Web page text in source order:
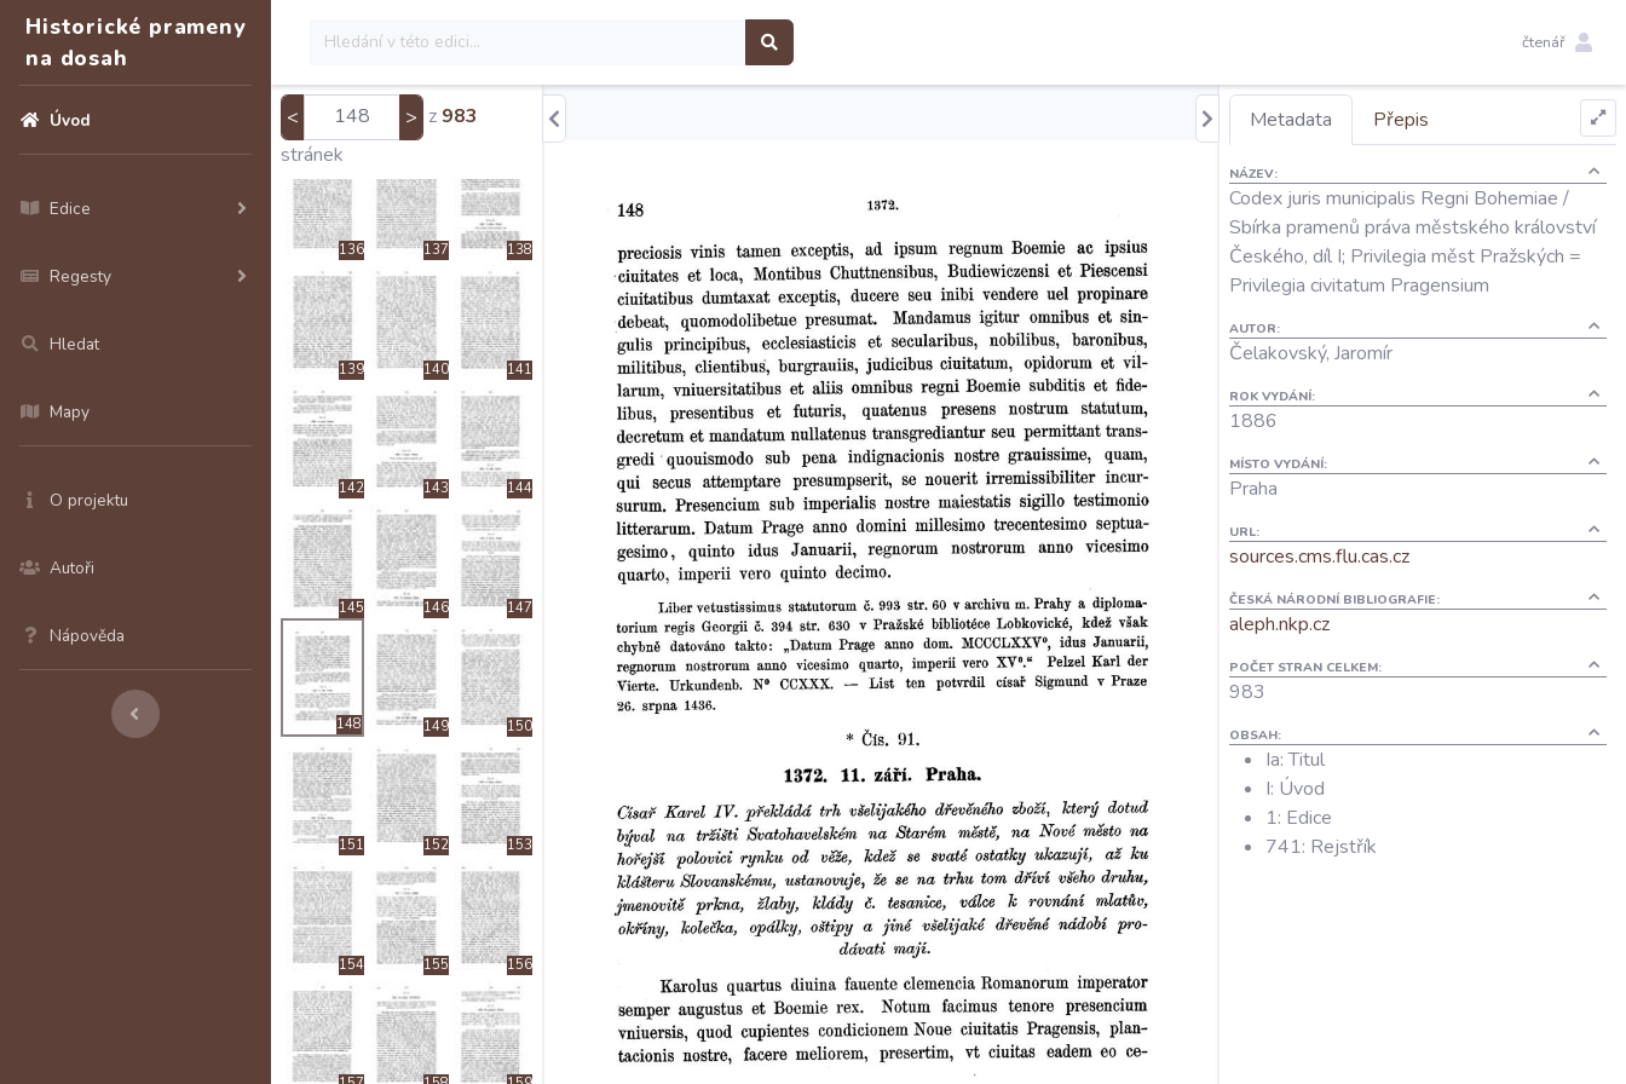
Historické prameny
na dosah
Úvod
Edice
Regesty
Hledat
Mapy
O projektu
Autoři
Nápověda
čtenář
< > z 983
stránek
134
136 137 138
139 140 141
142 143 144
145 146 147
148 149 150
151 152 153
154 155 156
Metadata Přepis
NÁZEV:
Codex juris municipalis Regni Bohemiae /
Sbírka pramenů práva městského království
Českého, díl I; Privilegia měst Pražských =
Privilegia civitatum Pragensium
AUTOR:
Čelakovský, Jaromír
ROK VYDÁNÍ:
1886
MÍSTO VYDÁNÍ:
Praha
URL:
sources.cms.flu.cas.cz
ČESKÁ NÁRODNÍ BIBLIOGRAFIE:
aleph.nkp.cz
POČET STRAN CELKEM:
983
OBSAH:
Ia: Titul
I: Úvod
1: Edice
741: Rejstřík